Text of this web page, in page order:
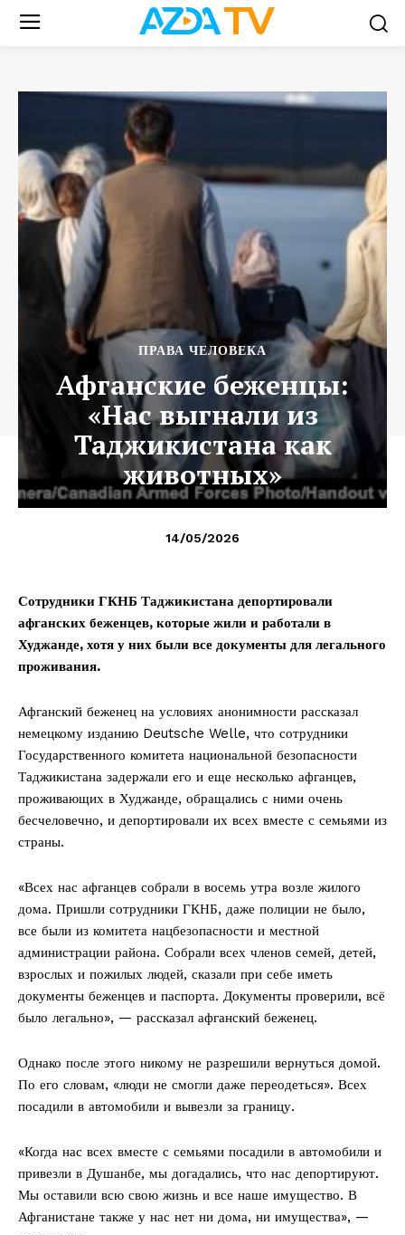
ПРАВА ЧЕЛОВЕКА
Афганские беженцы:
«Нас выгнали из
Таджикистана как
животных»
14/05/2026
Сотрудники ГКНБ Таджикистана депортировали
афганских беженцев, которые жили и работали в
Худжанде, хотя у них были все документы для легального
проживания.
Афганский беженец на условиях анонимности рассказал
немецкому изданию Deutsche Welle, что сотрудники
Государственного комитета национальной безопасности
Таджикистана задержали его и еще несколько афганцев,
проживающих в Худжанде, обращались с ними очень
бесчеловечно, и депортировали их всех вместе с семьями из
страны.
«Всех нас афганцев собрали в восемь утра возле жилого
дома. Пришли сотрудники ГКНБ, даже полиции не было,
все были из комитета нацбезопасности и местной
администрации района. Собрали всех членов семей, детей,
взрослых и пожилых людей, сказали при себе иметь
документы беженцев и паспорта. Документы проверили, всё
было легально», — рассказал афганский беженец.
Однако после этого никому не разрешили вернуться домой.
По его словам, «люди не смогли даже переодеться». Всех
посадили в автомобили и вывезли за границу.
«Когда нас всех вместе с семьями посадили в автомобили и
привезли в Душанбе, мы догадались, что нас депортируют.
Мы оставили всю свою жизнь и все наше имущество. В
Афганистане также у нас нет ни дома, ни имущества», —